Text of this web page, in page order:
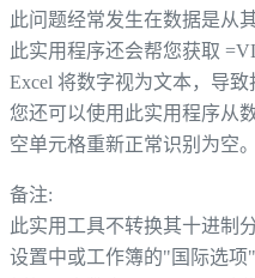
此问题经常发生在数据是从
此实用程序还会帮您获取
Excel 将数字视为文本，导致
您还可以使用此实用程序从
空单元格重新正常识别为空。
备注:
此实用工具不转换其十进制
设置中或工作簿的"国际选项